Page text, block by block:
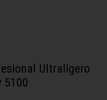
Ultraligero
5100